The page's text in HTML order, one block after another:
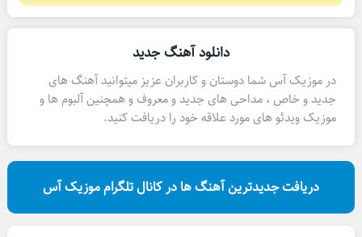
دانلود آهنگ جدید
در موزیک آس شما دوستان و کاربران عزیز میتوانید آهنگ های
جدید و خاص ، مداحی های جدید و معروف و همچنین آلبوم ها و
موزیک ویدئو های مورد علاقه خود را دریافت کنید.
دریافت جدیدترین آهنگ ها در کانال تلگرام موزیک آس